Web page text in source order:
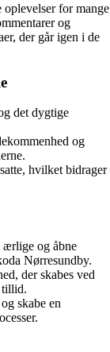
oplevelser for mange
og
der går igen i de
det dygtige
og
hvilket bidrager
ærlige og åbne
Nørresundby.
der skabes ved
tillid.
skabe en